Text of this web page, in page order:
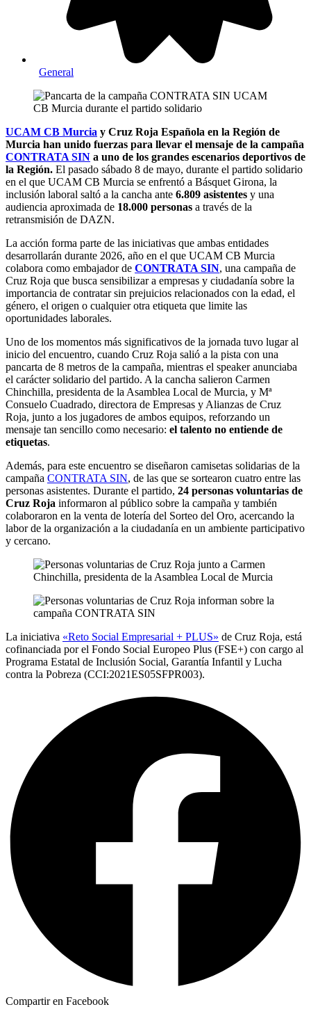
General
UCAM CB Murcia y Cruz Roja Española en la Región de
Murcia han unido fuerzas para llevar el mensaje de la campaña
CONTRATA SIN a uno de los grandes escenarios deportivos de
la Región. El pasado sábado 8 de mayo, durante el partido solidario
en el que UCAM CB Murcia se enfrentó a Básquet Girona, la
inclusión laboral saltó a la cancha ante 6.809 asistentes y una
audiencia aproximada de 18.000 personas a través de la
retransmisión de DAZN.
La acción forma parte de las iniciativas que ambas entidades
desarrollarán durante 2026, año en el que UCAM CB Murcia
colabora como embajador de CONTRATA SIN, una campaña de
Cruz Roja que busca sensibilizar a empresas y ciudadanía sobre la
importancia de contratar sin prejuicios relacionados con la edad, el
género, el origen o cualquier otra etiqueta que limite las
oportunidades laborales.
Uno de los momentos más significativos de la jornada tuvo lugar al
inicio del encuentro, cuando Cruz Roja salió a la pista con una
pancarta de 8 metros de la campaña, mientras el speaker anunciaba
el carácter solidario del partido. A la cancha salieron Carmen
Chinchilla, presidenta de la Asamblea Local de Murcia, y Mª
Consuelo Cuadrado, directora de Empresas y Alianzas de Cruz
Roja, junto a los jugadores de ambos equipos, reforzando un
mensaje tan sencillo como necesario: el talento no entiende de
etiquetas.
Además, para este encuentro se diseñaron camisetas solidarias de la
campaña CONTRATA SIN, de las que se sortearon cuatro entre las
personas asistentes. Durante el partido, 24 personas voluntarias de
Cruz Roja informaron al público sobre la campaña y también
colaboraron en la venta de lotería del Sorteo del Oro, acercando la
labor de la organización a la ciudadanía en un ambiente participativo
y cercano.
La iniciativa «Reto Social Empresarial + PLUS» de Cruz Roja, está
cofinanciada por el Fondo Social Europeo Plus (FSE+) con cargo al
Programa Estatal de Inclusión Social, Garantía Infantil y Lucha
contra la Pobreza (CCI:2021ES05SFPR003).
Compartir en Facebook